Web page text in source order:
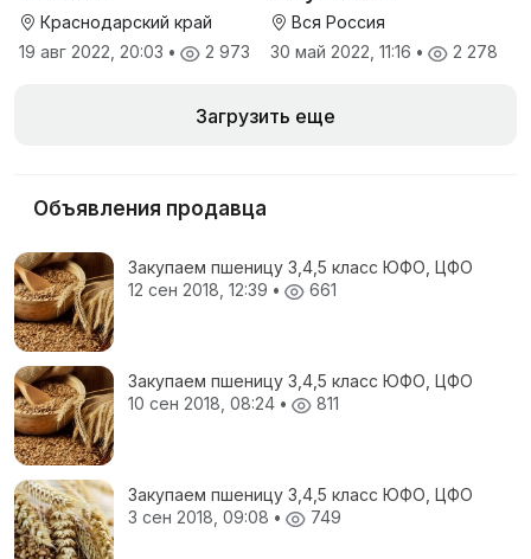
Краснодарский край
19 авг 2022, 20:03 • 2 973
Вся Россия
30 май 2022, 11:16 • 2 278
Загрузить еще
Объявления продавца
Закупаем пшеницу 3,4,5 класс ЮФО, ЦФО
12 сен 2018, 12:39 • 661
Закупаем пшеницу 3,4,5 класс ЮФО, ЦФО
10 сен 2018, 08:24 • 811
Закупаем пшеницу 3,4,5 класс ЮФО, ЦФО
3 сен 2018, 09:08 • 749